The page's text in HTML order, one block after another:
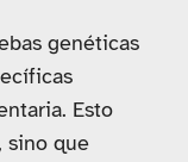
genéticas
Esto
sino que